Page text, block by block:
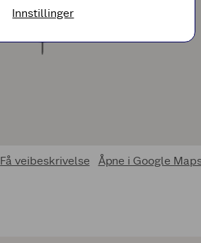
Få veibeskrivelse Åpne i Google
Innstillinger